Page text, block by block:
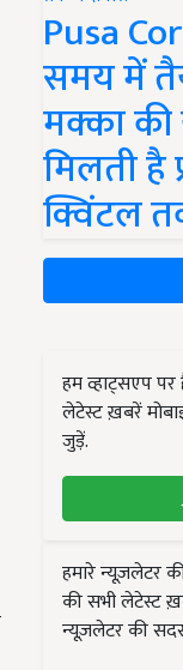
Pusa
समय में
मक्का की
मिलती है
क्विंटल
हम व्हाट्सएप
लेटेस्ट ख़बरें
जुड़ें.
हमारे न्यूज़लेटर
की सभी लेटेस्ट
न्यूज़लेटर की